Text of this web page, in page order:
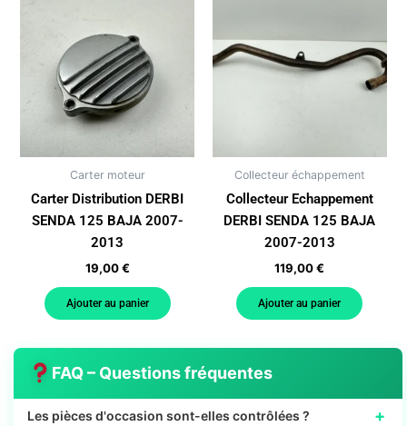
Carter moteur
Carter Distribution DERBI
SENDA 125 BAJA 2007-
2013
19,00€
Ajouter au panier
Collecteur échappement
Collecteur Echappement
DERBI SENDA 125 BAJA
2007-2013
119,00€
Ajouter au panier
FAQ – Questions fréquentes
Les pièces d'occasion sont-elles contrôlées ? +